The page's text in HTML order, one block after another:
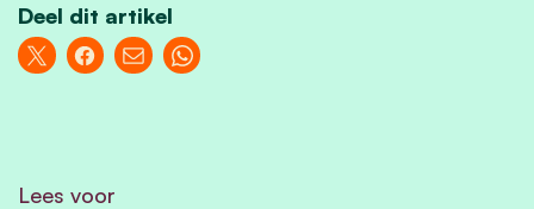
Deel dit artikel
Lees voor